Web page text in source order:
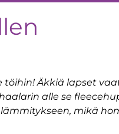
töihin! Äkkiä lapset
alle se
mikä